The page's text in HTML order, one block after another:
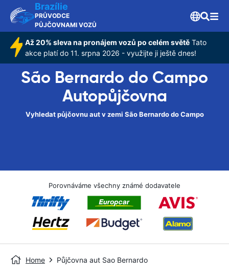
Brazílie
PRŮVODCE
PŮJČOVNAMI VOZŮ
Až 20% sleva na pronájem vozů po celém světě Tato
akce platí do 11. srpna 2026 - využijte ji ještě dnes!
São Bernardo do Campo
Autopůjčovna
Vyhledat půjčovnu aut v zemi São Bernardo do Campo
Porovnáváme všechny známé dodavatele
Home Půjčovna aut Sao Bernardo